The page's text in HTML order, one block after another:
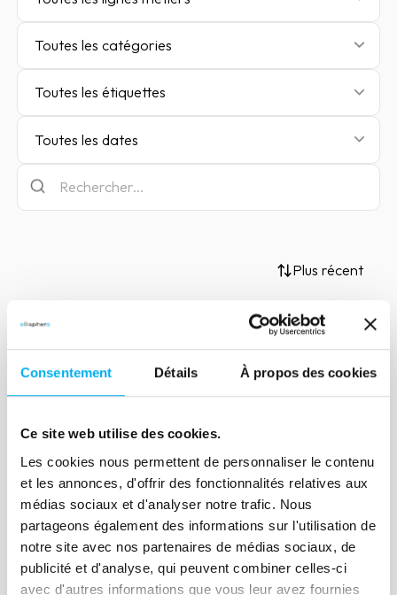
Consentement Détails À propos des cookies
Ce site web utilise des cookies.
Les cookies nous permettent de personnaliser le contenu
et les annonces, d'offrir des fonctionnalités relatives aux
médias sociaux et d'analyser notre trafic. Nous
partageons également des informations sur l'utilisation de
notre site avec nos partenaires de médias sociaux, de
publicité et d'analyse, qui peuvent combiner celles-ci
avec d'autres informations que vous leur avez fournies
Toutes les catégories
Toutes les étiquettes
Toutes les dates
Plus récent
Article
L'information financière,
17 novembre 2020 Risk management
Au fil des années, la digitalisation des
métiers, l’avènement du big data et les
évolutions technologiques ont rebattu
les cartes des métiers de l'information
financière.